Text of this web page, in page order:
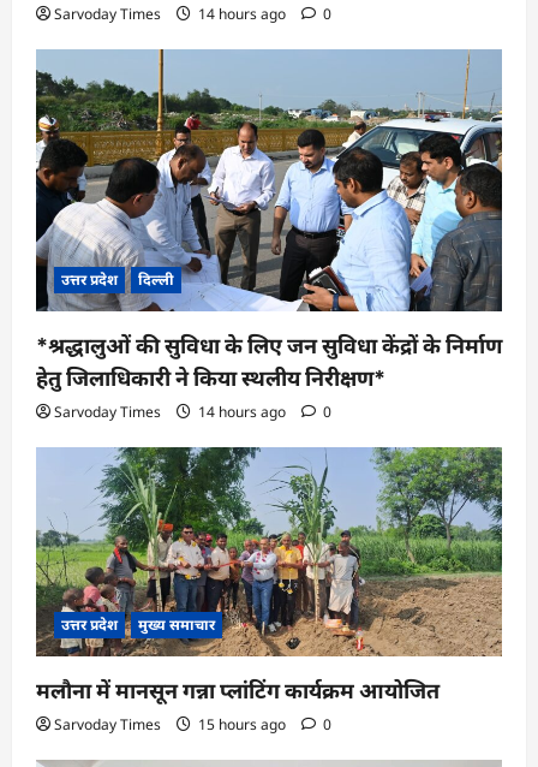
Sarvoday Times 14 hours ago 0
उत्तर प्रदेश दिल्ली
*श्रद्धालुओं की सुविधा के लिए जन सुविधा केंद्रों के निर्माण
हेतु जिलाधिकारी ने किया स्थलीय निरीक्षण*
Sarvoday Times 14 hours ago 0
उत्तर प्रदेश मुख्य समाचार
मलौना में मानसून गन्ना प्लांटिंग कार्यक्रम आयोजित
Sarvoday Times 15 hours ago 0